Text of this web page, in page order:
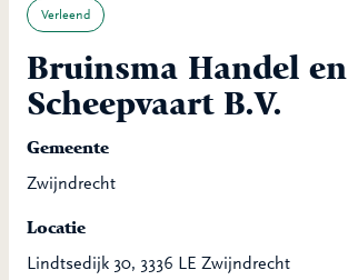
Verleend
Bruinsma Handel en
Scheepvaart B.V.
Gemeente
Zwijndrecht
Locatie
Lindtsedijk 30, 3336 LE Zwijndrecht